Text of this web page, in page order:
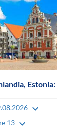
Estonia:
keyboard_arrow_down
13 keyboard_arrow_down